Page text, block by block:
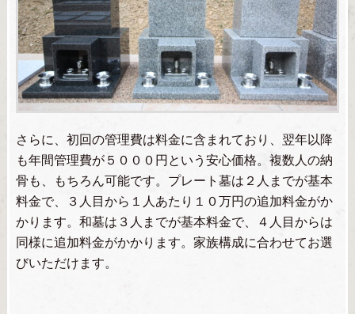
さらに、初回の管理費は料金に含まれており、翌年以降
も年間管理費が５０００円という安心価格。複数人の納
骨も、もちろん可能です。プレート墓は２人までが基本
料金で、３人目から１人あたり１０万円の追加料金がか
かります。和墓は３人までが基本料金で、４人目からは
同様に追加料金がかかります。家族構成に合わせてお選
びいただけます。